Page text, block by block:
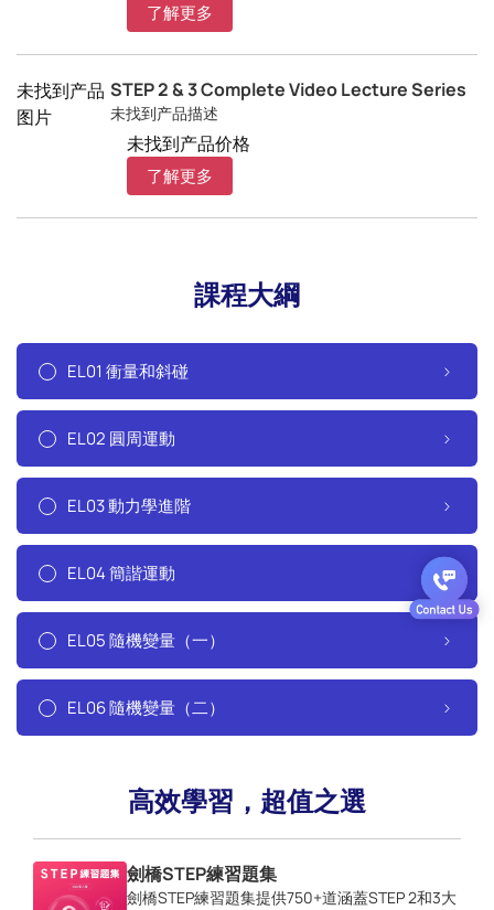
了解更多
未找到产品
图片
STEP 2 & 3 Complete Video Lecture Series
未找到产品描述
未找到产品价格
了解更多
課程大綱
EL01 衝量和斜碰
EL02 圓周運動
EL03 動力學進階
EL04 簡諧運動
EL05 隨機變量（一）
EL06 隨機變量（二）
高效學習，超值之選
劍橋STEP練習題集
劍橋STEP練習題集提供750+道涵蓋STEP 2和3大